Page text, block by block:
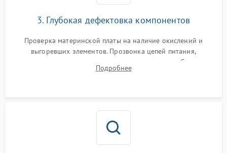
3. Глубокая дефектовка компонентов
Проверка материнской платы на наличие окислений и
выгоревших элементов. Прозвонка цепей питания,
тестирование приводных моторов колес и турбины
всасывания. Оценка состояния оптических и инфракрасных
Подробнее